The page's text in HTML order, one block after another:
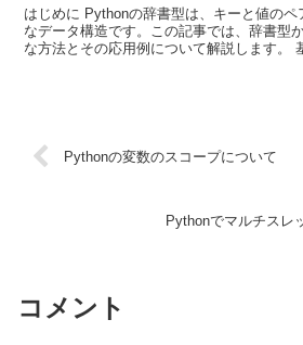
はじめに Pythonの辞書型は、キーと値のペ
なデータ構造です。この記事では、辞書型
な方法とその応用例について解説します。
Pythonの変数のスコープについて
Pythonでマルチスレ
コメント